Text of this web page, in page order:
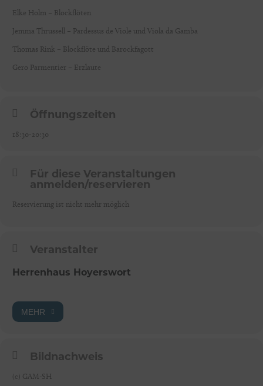
Elke Holm – Blockflöten
Jemma Thrussell – Pardessus de Viole und Viola da Gamba
Thomas Rink – Blockflöte und Barockfagott
Gero Parmentier – Erzlaute
Öffnungszeiten
18:30-20:30
Für diese Veranstaltungen
anmelden/reservieren
Reservierung ist nicht mehr möglich
Veranstalter
Herrenhaus Hoyerswort
MEHR
Bildnachweis
(c) GAM-SH